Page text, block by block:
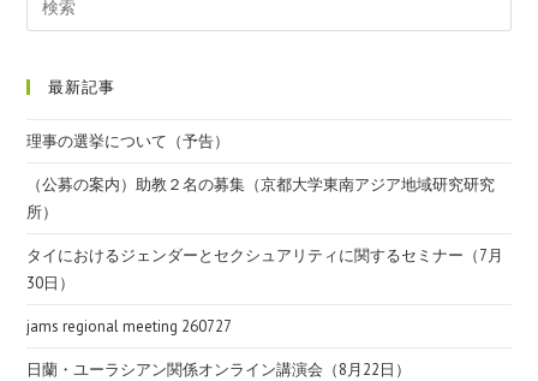
最新記事
理事の選挙について（予告）
（公募の案内）助教２名の募集（京都大学東南アジア地域研究研究
所）
タイにおけるジェンダーとセクシュアリティに関するセミナー（7月
30日）
jams regional meeting 260727
日蘭・ユーラシアン関係オンライン講演会（8月22日）